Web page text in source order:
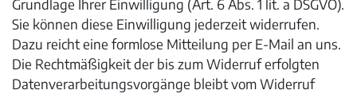
Grundlage Ihrer Einwilligung (Art. 6 Abs. 1 lit. a DSGVO).
Sie können diese Einwilligung jederzeit widerrufen.
Dazu reicht eine formlose Mitteilung per E-Mail an uns.
Die Rechtmäßigkeit der bis zum Widerruf erfolgten
Datenverarbeitungsvorgänge bleibt vom Widerruf